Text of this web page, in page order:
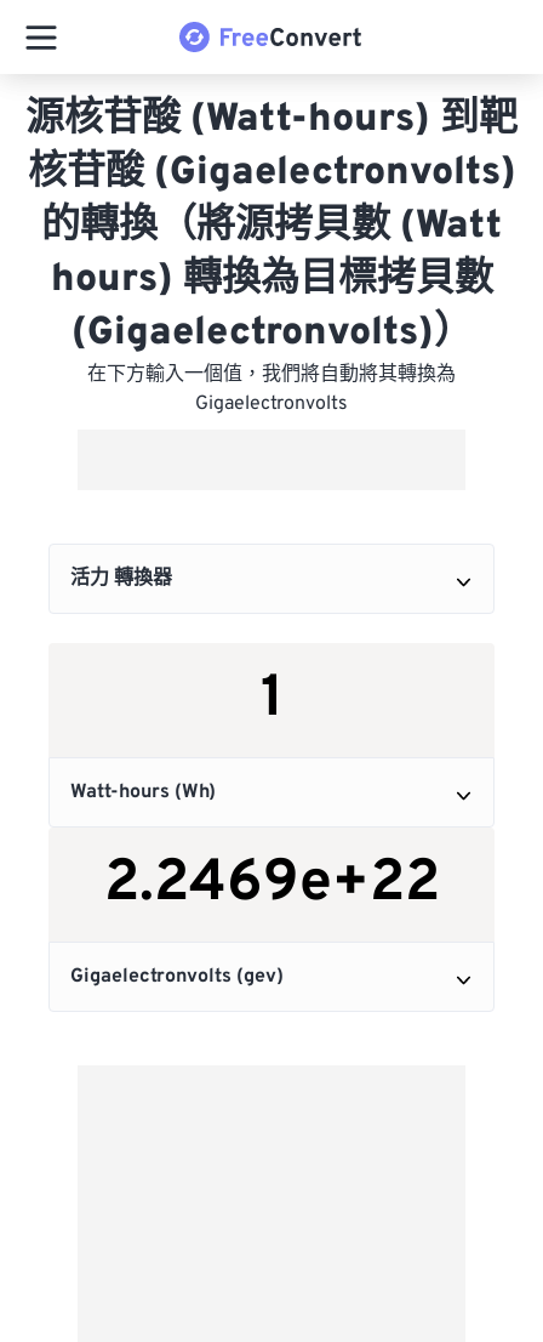
源核苷酸 (Watt-hours) 到靶
核苷酸 (Gigaelectronvolts)
的轉換（將源拷貝數 (Watt
hours) 轉換為目標拷貝數
(Gigaelectronvolts)）
在下方輸入一個值，我們將自動將其轉換為
Gigaelectronvolts